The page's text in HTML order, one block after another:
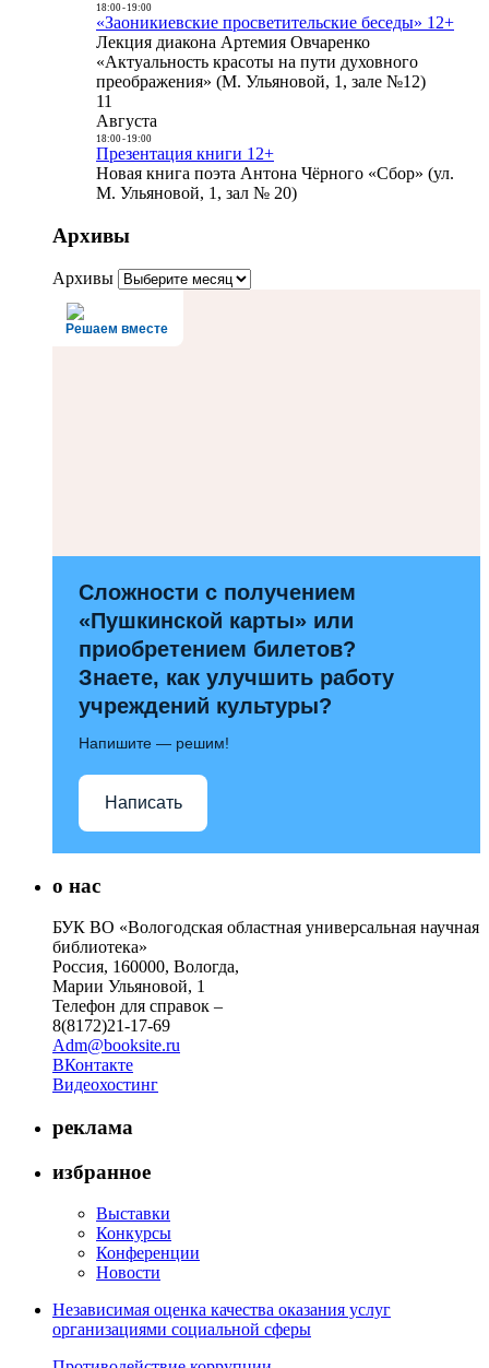
18:00- 19:00
«Заоникиевские просветительские беседы» 12+
Лекция диакона Артемия Овчаренко
«Актуальность красоты на пути духовного
преображения» (М. Ульяновой, 1, зале №12)
11
Августа
18:00- 19:00
Презентация книги 12+
Новая книга поэта Антона Чёрного «Сбор» (ул.
М. Ульяновой, 1, зал № 20)
Архивы
Архивы
Решаем вместе
Сложности с получением
«Пушкинской карты» или
приобретением билетов?
Знаете, как улучшить работу
учреждений культуры?
Напишите — решим!
Написать
о нас
БУК ВО «Вологодская областная универсальная научная
библиотека»
Россия, 160000, Вологда,
Марии Ульяновой, 1
Телефон для справок –
8(8172)21-17-69
Adm@booksite.ru
ВКонтакте
Видеохостинг
реклама
избранное
Выставки
Конкурсы
Конференции
Новости
Независимая оценка качества оказания услуг
организациями социальной сферы